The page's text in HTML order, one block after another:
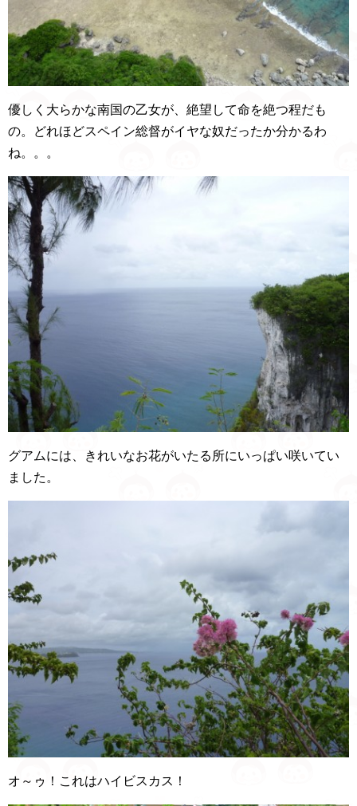
優しく大らかな南国の乙女が、絶望して命を絶つ程だも
の。どれほどスペイン総督がイヤな奴だったか分かるわ
ね。。。
グアムには、きれいなお花がいたる所にいっぱい咲いてい
ました。
オ～ゥ！これはハイビスカス！